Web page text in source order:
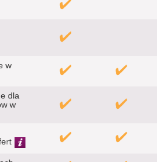
w
dla
w